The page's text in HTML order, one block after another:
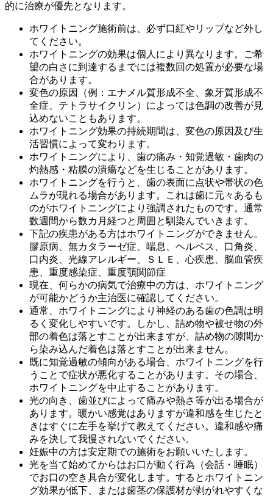
的に治療が優先となります。
ホワイトニング施術前は、必ず口紅やリップなど外し
てください。
ホワイトニングの効果は個人により異なります。ご希
望の白さに到達するまでには複数回の処置が必要な場
合があります。
変色の原因（例：エナメル質形成不全、象牙質形成不
全症、テトラサイクリン）によっては色調の改善が見
込めないこともあります。
ホワイトニング効果の持続期間は、変色の原因及び生
活習慣によって変わります。
ホワイトニングにより、歯の痛み・知覚過敏・歯肉の
灼熱感・粘膜の潰瘍などを生じることがあります。
ホワイトニングを行うと、歯の表面に点状や帯状の色
ムラが現れる場合があります。これは歯に元々あるも
のがホワイトニングにより強調されたものです。通常
数週間から数カ月経つと周囲と馴染んでいきます。
下記の疾患がある方はホワイトニングができません。
膠原病、無カタラーゼ症、喘息、ヘルペス、口角炎、
口内炎、光線アレルギー、ＳＬＥ、心疾患、脳血管疾
患、重度感染症、重度顎関節症
現在、何らかの病気で治療中の方は、ホワイトニング
が可能かどうか主治医に確認してください。
通常、ホワイトニングにより神経のある歯の色調は明
るく変化しやすいです。しかし、詰め物や被せ物の外
部の着色は落とすことが出来ますが、詰め物の隙間か
ら染み込んだ着色は落とすことが出来ません。
既に知覚過敏の傾向がある場合、ホワイトニングを行
うことで症状が悪化することがあります。その場合、
ホワイトニングを中止することがあります。
光の向き、歯並びによって痛みや熱さ等が出る場合が
あります。暖かい感覚はありますが違和感を生じたと
きはすぐに左手を挙げて教えてください。違和感や痛
みを決して我慢されないでください。
妊娠中の方は安定期での施術をお願いいたします。
光を当て始めてからはお口が動く行為（会話・睡眠）
でお口の空き具合が変化します。するとホワイトニン
グ効果が低下、または歯茎の保護材が剥がれやすくな